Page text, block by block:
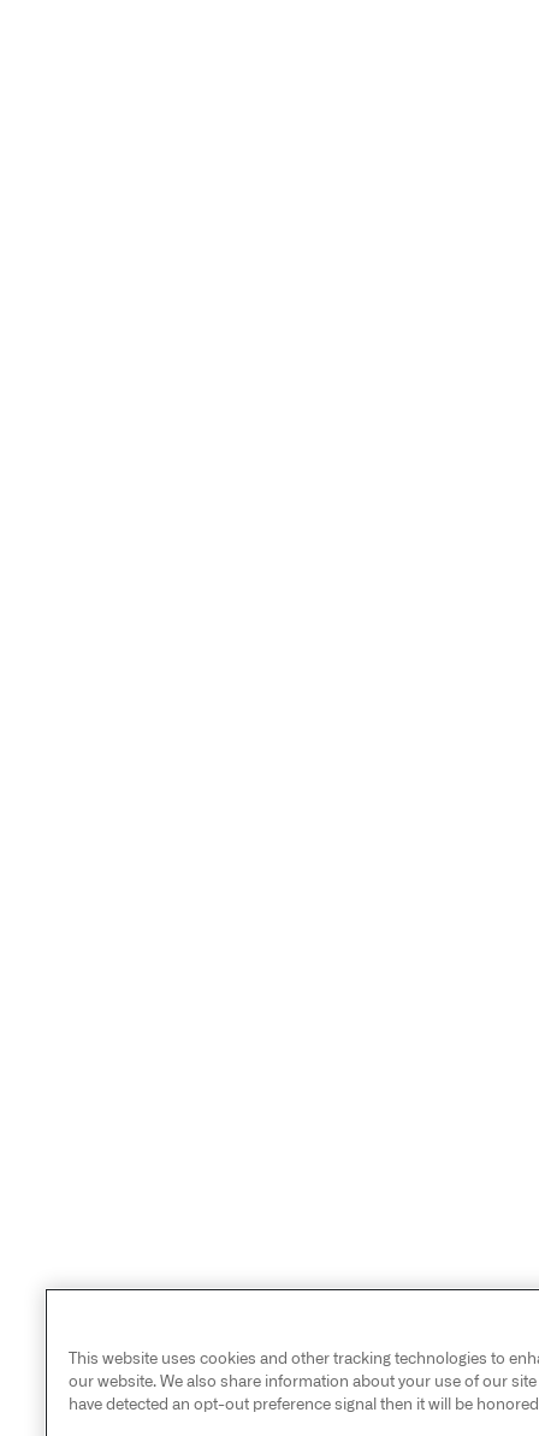
This website uses cookies and other tracking technologies to
our website. We also share information about your use of our
have detected an opt-out preference signal then it will be